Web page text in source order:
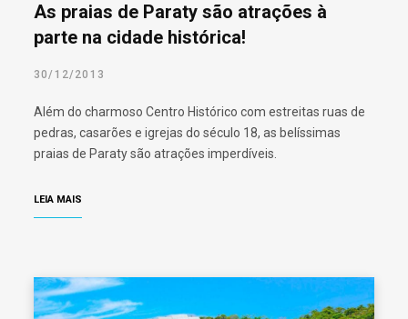
As praias de Paraty são atrações à
parte na cidade histórica!
30/12/2013
Além do charmoso Centro Histórico com estreitas ruas de
pedras, casarões e igrejas do século 18, as belíssimas
praias de Paraty são atrações imperdíveis.
LEIA MAIS